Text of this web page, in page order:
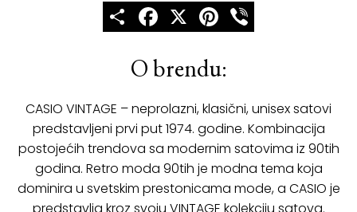
ShareFacebook
X Pinterest
O brendu:
CASIO VINTAGE – neprolazni, klasični, unisex satovi
predstavljeni prvi put 1974. godine. Kombinacija
postojećih trendova sa modernim satovima iz 90tih
godina. Retro moda 90tih je modna tema koja
dominira u svetskim prestonicama mode, a CASIO je